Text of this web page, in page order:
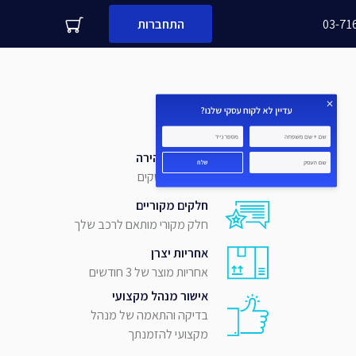
התחברות 03-
מספר נייד
שלח
אספקה מהירה
עד 4 ימי עסקים
חלקים מקוריים
חלק מקורי מותאם לרכב שלך
אחריות יצרן
אחריות מוצר של 3 חודשים
אישור מנהל מקצועי
בדיקה והתאמה של מנהל
מקצועי להזמנתך